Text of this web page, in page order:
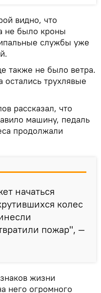
видно, что
не было кроны
службы уже
также не было ветра.
трухлявые
рассказал, что
машину, педаль
продолжали
начаться
колес
пожар", —
жизни
него огромного